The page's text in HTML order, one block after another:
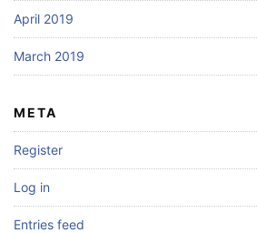
April 2019
March 2019
META
Register
Log in
Entries feed